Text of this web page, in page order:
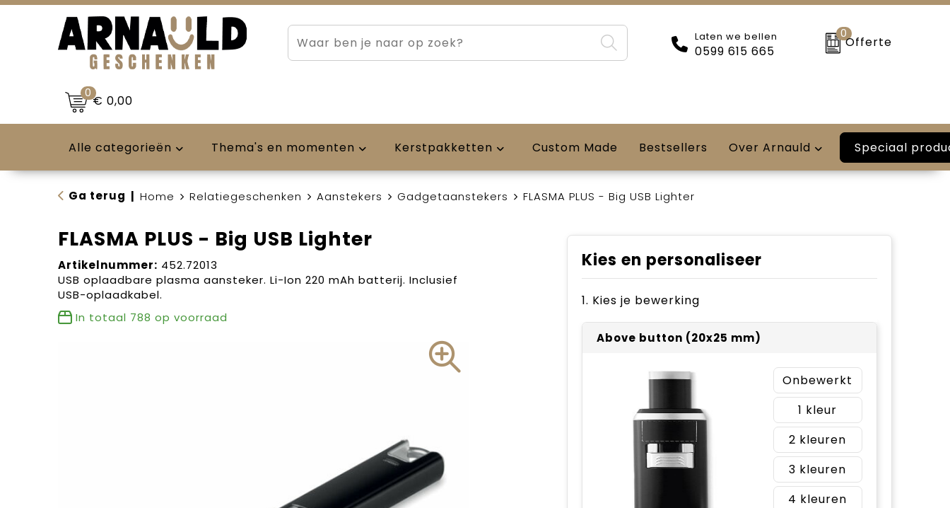
Laten we bellen
0599 615 665
0
Offerte
0€ 0,00
Alle categorieën Thema's en momenten Kerstpakketten Custom Made Bestsellers Over Arnauld Speciaal
Ga terug Home Relatiegeschenken Aanstekers Gadgetaanstekers FLASMA PLUS - Big USB Lighter
FLASMA PLUS - Big USB Lighter
Artikelnummer: 452.72013
USB oplaadbare plasma aansteker. Li-Ion 220 mAh batterij. Inclusief
USB-oplaadkabel.
In totaal 788 op voorraad
Kies en personaliseer
1. Kies je bewerking
Above button (20x25 mm)
Onbewerkt
1
2
3
4